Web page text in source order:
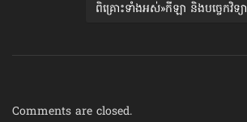
ពិគ្រោះទាំងអស់»កីឡា និងបច្ចេកវិទ្យា
Comments are closed.